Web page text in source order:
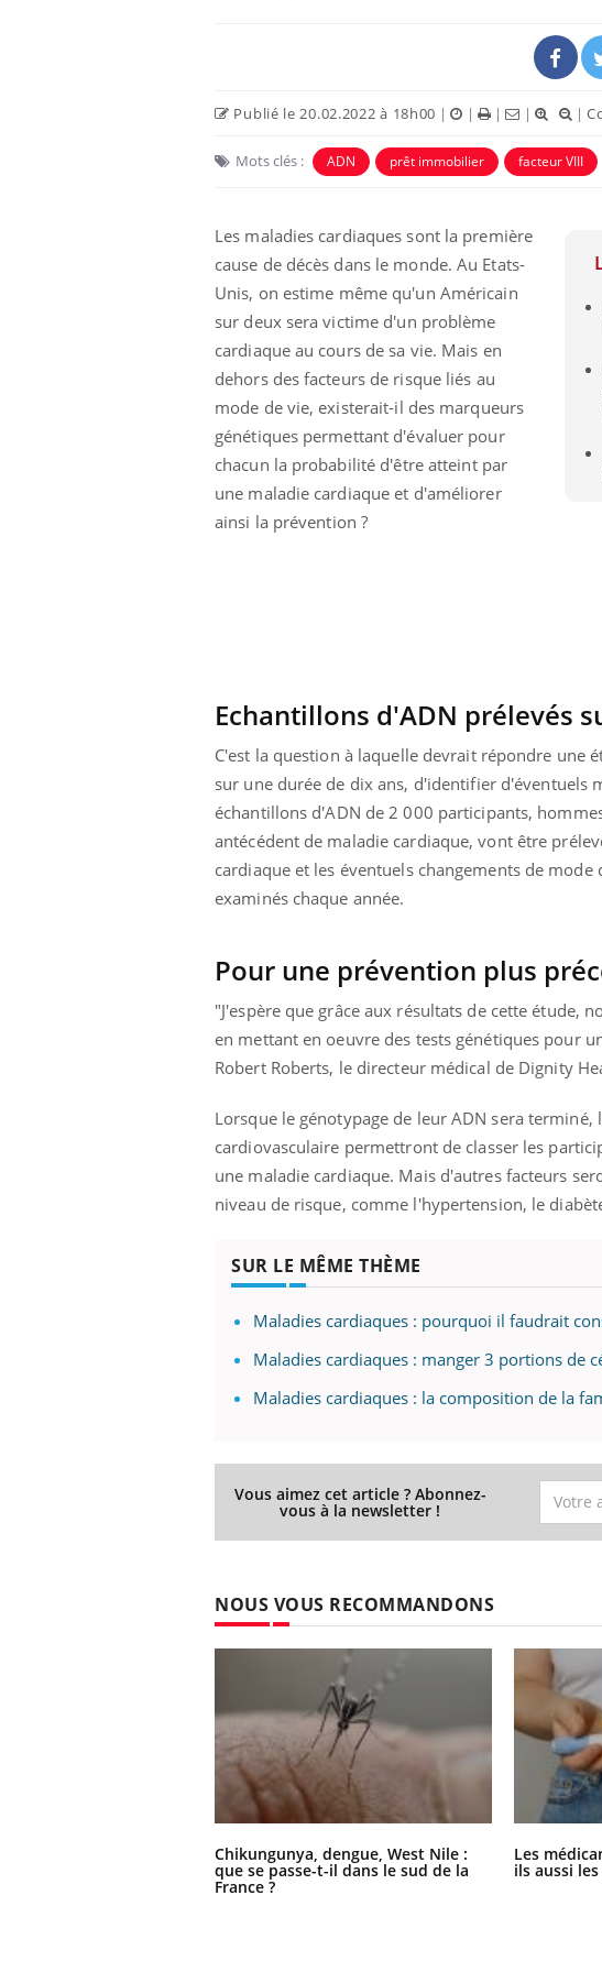
Publié le 20.02.2022 à 18h00 | | | | |
Mots clés : ADN prêt immobilier facteur VIII
Les maladies cardiaques sont la première
cause de décès dans le monde. Au Etats-
Unis, on estime même qu'un Américain
sur deux sera victime d'un problème
cardiaque au cours de sa vie. Mais en
dehors des facteurs de risque liés au
mode de vie, existerait-il des marqueurs
génétiques permettant d'évaluer pour
chacun la probabilité d'être atteint par
une maladie cardiaque et d'améliorer
ainsi la prévention ?
Echantillons d'ADN prélevés
C'est la question à laquelle devrait répondre une
sur une durée de dix ans, d'identifier d'éventuels
échantillons d'ADN de 2 000 participants,
antécédent de maladie cardiaque, vont être
cardiaque et les éventuels changements de
examinés chaque année.
Pour une prévention plus
"J'espère que grâce aux résultats de cette étude,
en mettant en oeuvre des tests génétiques pour
Robert Roberts, le directeur médical de Dignity
Lorsque le génotypage de leur ADN sera
cardiovasculaire permettront de classer les
une maladie cardiaque. Mais d'autres facteurs
niveau de risque, comme l'hypertension, le
SUR LE MÊME THÈME
Maladies cardiaques : pourquoi il faudrait
Maladies cardiaques : manger 3 portions de
Maladies cardiaques : la composition de la
Vous aimez cet article ? Abonnez-
vous à la newsletter !
NOUS VOUS RECOMMANDONS
Chikungunya, dengue, West Nile :
que se passe-t-il dans le sud de la
France ?
Les
ils aussi les
Youtube
Fatigue, irritabilité, brouillard mental ou
même alopécie… Les symptômes de la
carence en fer sont multiples ce qui la rend
osait en parler??
En 2026, l'insuline
reste entourée
patients comme